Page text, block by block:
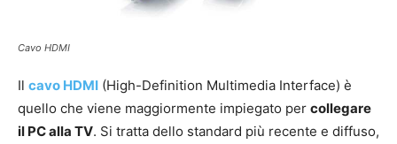
Cavo HDMI
Il cavo HDMI (High-Definition Multimedia Interface) è
quello che viene maggiormente impiegato per collegare
il PC alla TV. Si tratta dello standard più recente e diffuso,